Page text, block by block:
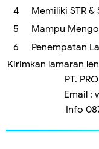
Memiliki STR &
Mampu
Penempatan
Kirimkan lamaran
PT.
Email :
Info